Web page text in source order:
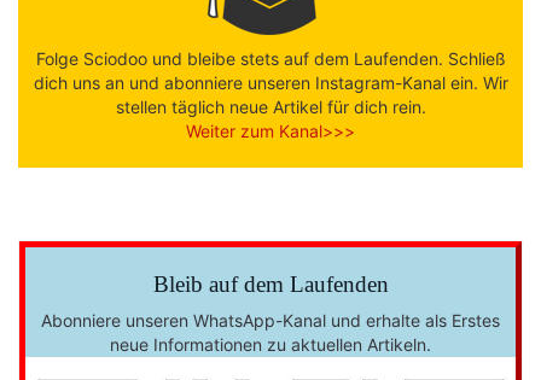
Folge Sciodoo und bleibe stets auf dem Laufenden. Schließ
dich uns an und abonniere unseren Instagram-Kanal ein. Wir
stellen täglich neue Artikel für dich rein.
Weiter zum Kanal>>>
Bleib auf dem Laufenden
Abonniere unseren WhatsApp-Kanal und erhalte als Erstes
neue Informationen zu aktuellen Artikeln.